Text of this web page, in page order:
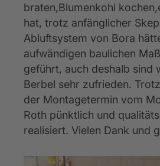
braten,Blumenkohl
hat, trotz anfänglicher
Abluftsystem von Bora
aufwändigen baulichen
geführt, auch deshalb sind
Berbel sehr zufrieden.
der Montagetermin vom
Roth pünktlich und
realisiert. Vielen Dank und